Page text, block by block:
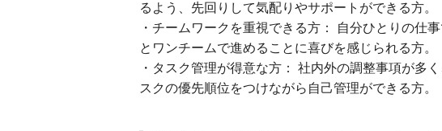
るよう、先回りして気配りやサポートができる方。
・チームワークを重視できる方： 自分ひとりの仕
とワンチームで進めることに喜びを感じられる方。
・タスク管理が得意な方： 社内外の調整事項が多
スクの優先順位をつけながら自己管理ができる方。